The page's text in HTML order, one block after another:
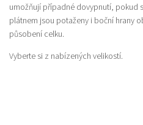
umožňují případné dovypnutí, pokud
plátnem jsou potaženy i boční hrany
působení celku.
Vyberte si z nabízených velikostí.